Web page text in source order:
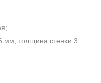
мм, толщина стенки 3